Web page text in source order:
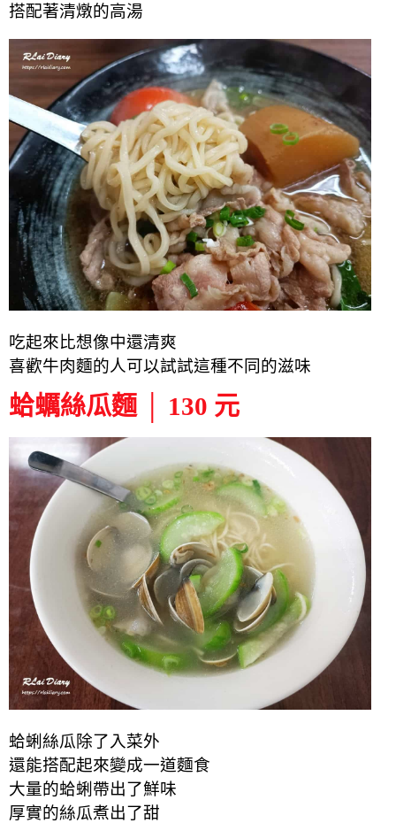
搭配著清燉的高湯
吃起來比想像中還清爽
喜歡牛肉麵的人可以試試這種不同的滋味
蛤蠣絲瓜麵 │ 130 元
蛤蜊絲瓜除了入菜外
還能搭配起來變成一道麵食
大量的蛤蜊帶出了鮮味
厚實的絲瓜煮出了甜